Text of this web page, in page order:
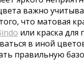
важно
что матовая
или краска для
в иной
правильную